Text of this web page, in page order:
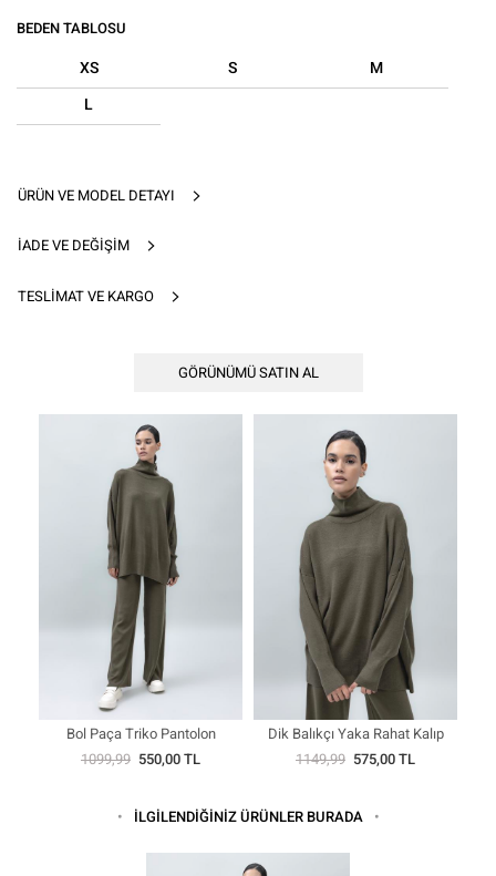
ÜRÜN VE MODEL DETAYI
İADE VE DEĞIŞIM
TESLIMAT VE KARGO
BEDEN TABLOSU
XS S
M
L
Bol Paça Triko Pantolon
1099,99 550,00 TL
Dik Balıkçı Yaka Rahat Kalıp
Triko Kazak
1149,99 575,00 TL
GÖRÜNÜMÜ SATIN AL
İLGİLENDİĞİNİZ ÜRÜNLER BURADA